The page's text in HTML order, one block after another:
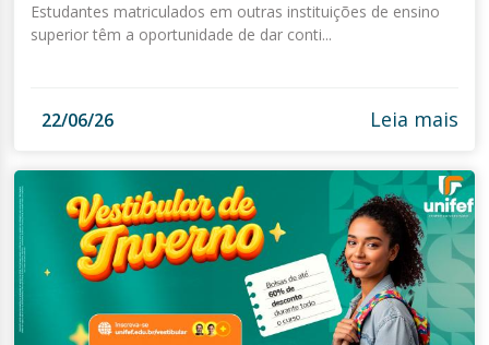
Estudantes matriculados em outras instituições de ensino
superior têm a oportunidade de dar conti...
22/06/26 Leia mais